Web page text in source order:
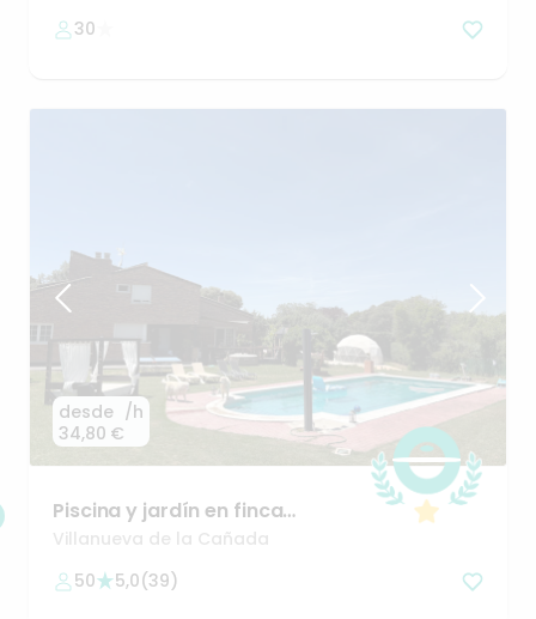
30
desde
34,80 €
/h
Piscina y jardín en finca
privadaenBoadilla del
Villanueva de la Cañada
50
5,0(39)